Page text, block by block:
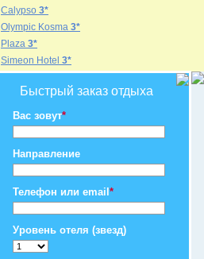
Calypso 3*
Olympic Kosma 3*
Plaza 3*
Simeon Hotel 3*
Быстрый заказ отдыха
Вас зовут*
Направление
Телефон или email *
Уровень отеля (звезд)